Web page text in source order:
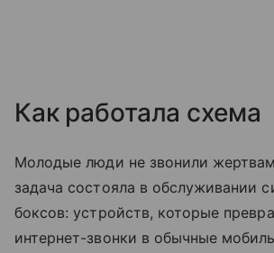
Как работала схема
Молодые люди не звонили
задача состояла в обслуживании
боксов: устройств, которые
интернет-звонки в обычные